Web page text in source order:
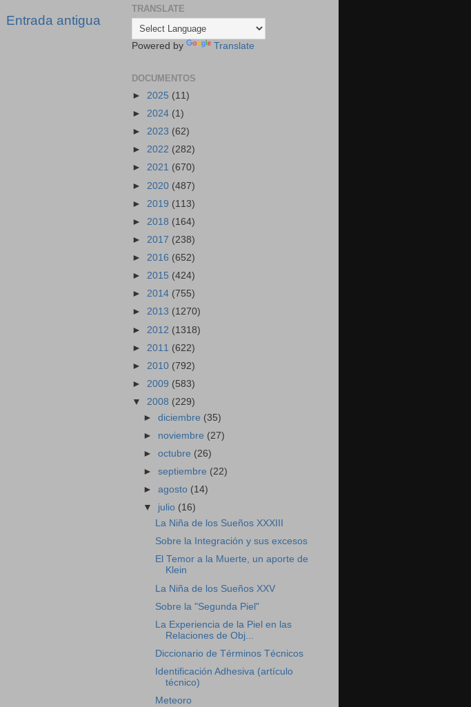
Entrada antigua
TRANSLATE
Powered by Translate
DOCUMENTOS
► 2025 (11)
► 2024 (1)
► 2023 (62)
► 2022 (282)
► 2021 (670)
► 2020 (487)
► 2019 (113)
► 2018 (164)
► 2017 (238)
► 2016 (652)
► 2015 (424)
► 2014 (755)
► 2013 (1270)
► 2012 (1318)
► 2011 (622)
► 2010 (792)
► 2009 (583)
▼ 2008 (229)
►diciembre (35)
► noviembre (27)
►octubre (26)
►septiembre (22)
►agosto (14)
▼ julio (16)
La Niña de los Sueños XXXIII
Sobre la Integración y sus excesos
El Temor a la Muerte, un aporte de
Klein
La Niña de los Sueños XXV
Sobre la "Segunda Piel"
La Experiencia de la Piel en las
Relaciones de Obj...
Diccionario de Términos Técnicos
Identificación Adhesiva (artículo
técnico)
Meteoro